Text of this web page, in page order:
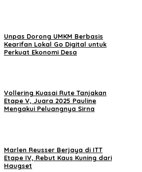
Unpas Dorong UMKM Berbasis
Kearifan Lokal Go Digital untuk
Perkuat Ekonomi Desa
Vollering Kuasai Rute Tanjakan
Etape V, Juara 2025 Pauline
Mengakui Peluangnya Sirna
Marlen Reusser Berjaya di ITT
Etape IV, Rebut Kaus Kuning dari
Haugset